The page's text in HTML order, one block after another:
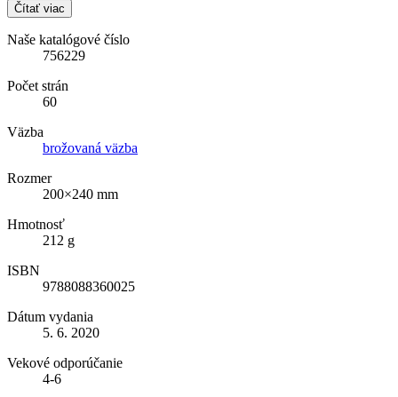
Čítať viac
Naše katalógové číslo
756229
Počet strán
60
Väzba
brožovaná väzba
Rozmer
200×240 mm
Hmotnosť
212 g
ISBN
9788088360025
Dátum vydania
5. 6. 2020
Vekové odporúčanie
4-6